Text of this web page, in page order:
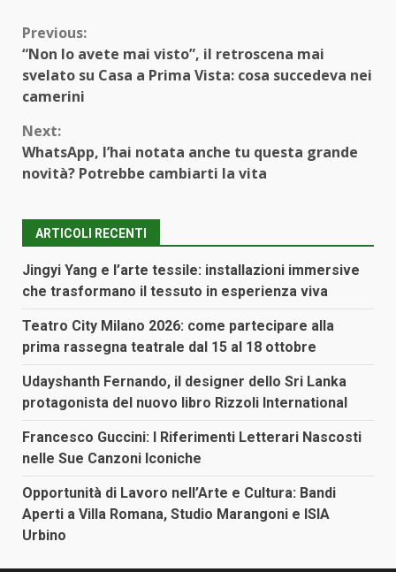
Continue
Reading
Previous:
“Non lo avete mai visto”, il retroscena mai
svelato su Casa a Prima Vista: cosa succedeva nei
camerini
Next:
WhatsApp, l’hai notata anche tu questa grande
novità? Potrebbe cambiarti la vita
ARTICOLI RECENTI
Jingyi Yang e l’arte tessile: installazioni immersive
che trasformano il tessuto in esperienza viva
Teatro City Milano 2026: come partecipare alla
prima rassegna teatrale dal 15 al 18 ottobre
Udayshanth Fernando, il designer dello Sri Lanka
protagonista del nuovo libro Rizzoli International
Francesco Guccini: I Riferimenti Letterari Nascosti
nelle Sue Canzoni Iconiche
Opportunità di Lavoro nell’Arte e Cultura: Bandi
Aperti a Villa Romana, Studio Marangoni e ISIA
Urbino